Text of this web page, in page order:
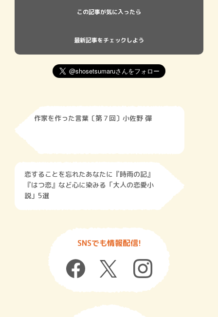
この記事が気に入ったら
最新記事をチェックしよう
作家を作った言葉〔第７回〕小佐野 彈
恋することを忘れたあなたに『時雨の記』
『はつ恋』など心に染みる「大人の恋愛小
説」5選
SNSでも情報配信!